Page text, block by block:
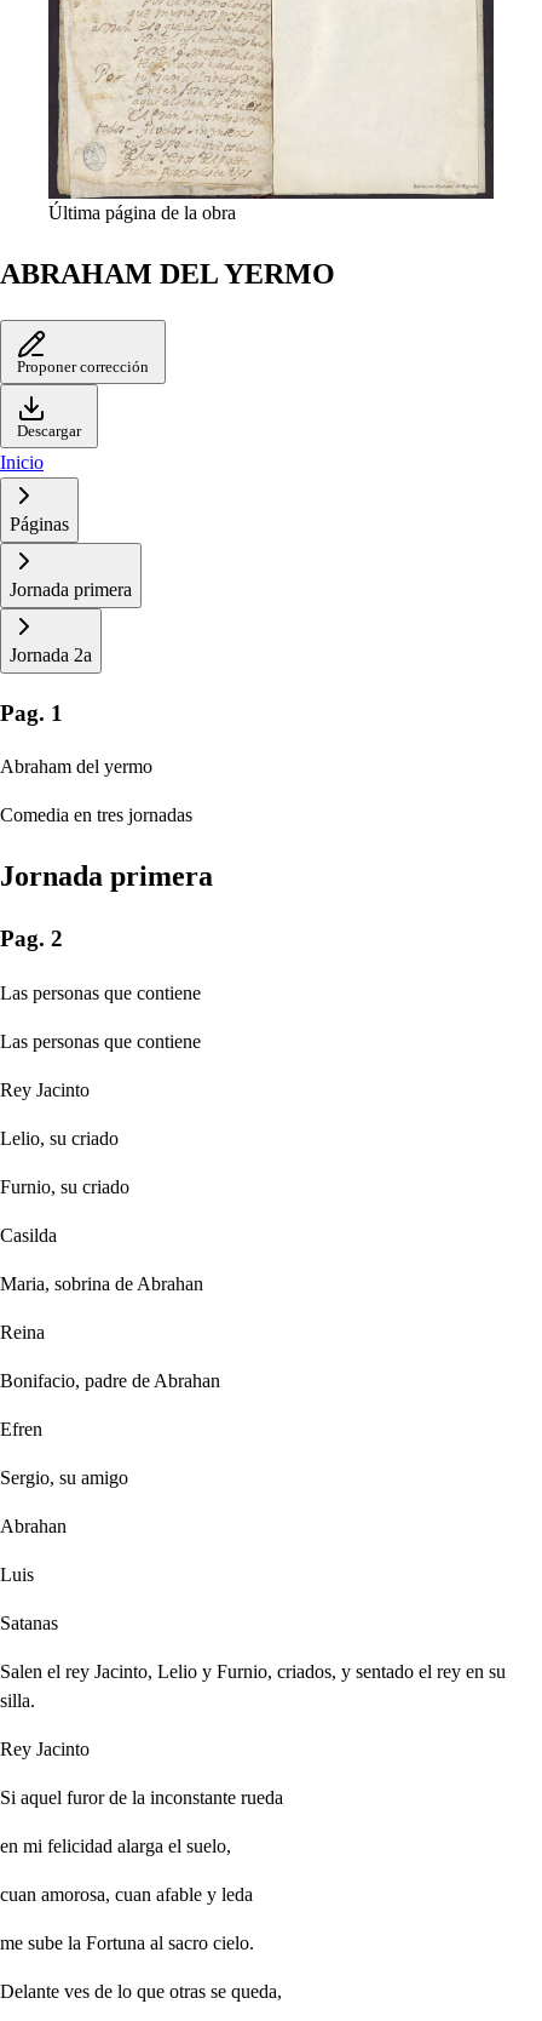
Última página de la obra
ABRAHAM DEL YERMO
Proponer corrección
Descargar
Inicio
Páginas
Jornada primera
Jornada 2a
Pag. 1
Abraham del yermo
Comedia en tres jornadas
Jornada primera
Pag. 2
Las personas que contiene
Las personas que contiene
Rey Jacinto
Lelio, su criado
Furnio, su criado
Casilda
Maria, sobrina de Abrahan
Reina
Bonifacio, padre de Abrahan
Efren
Sergio, su amigo
Abrahan
Luis
Satanas
Salen el rey Jacinto, Lelio y Furnio, criados, y sentado el rey en su
silla.
Rey Jacinto
Si aquel furor de la inconstante rueda
en mi felicidad alarga el suelo,
cuan amorosa, cuan afable y leda
me sube la Fortuna al sacro cielo.
Delante ves de lo que otras se queda,